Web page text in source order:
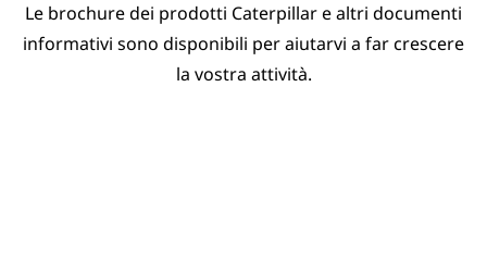
Le brochure dei prodotti Caterpillar e altri documenti
informativi sono disponibili per aiutarvi a far crescere
la vostra attività.